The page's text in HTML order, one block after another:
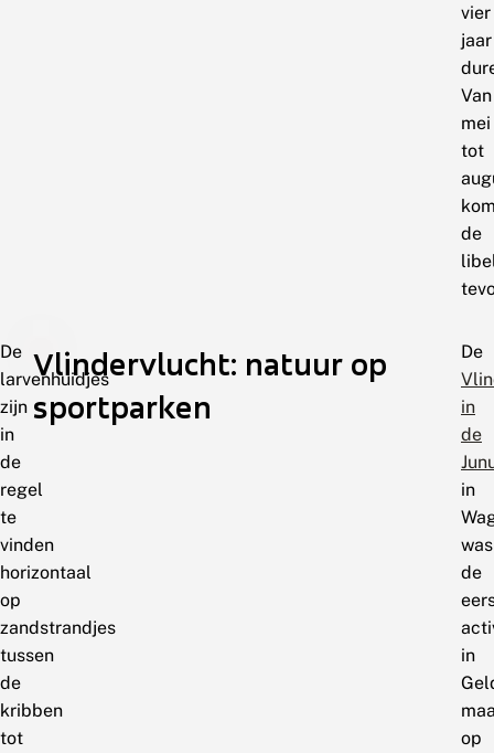
vier
jaar
Van
mei
tot
de
De
larvenhuidjes
zijn
in
de
regel
te
vinden
horizontaal
op
zandstrandjes
tussen
de
kribben
tot
Vlindervlucht: natuur op
sportparken
De
in
de
in
was
de
in
op